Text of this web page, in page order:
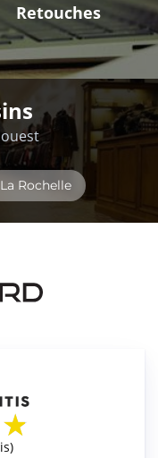
Retouches
La Rochelle